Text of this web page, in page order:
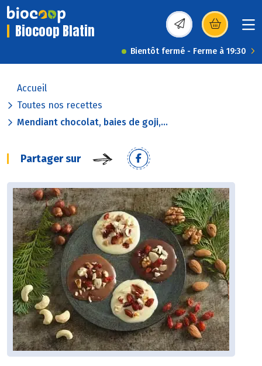
Biocoop Blatin (s’ouvre dans une
Bientôt fermé - Ferme à 19:30
Accueil
Toutes nos recettes
Mendiant chocolat, baies de goji,...
Partager sur